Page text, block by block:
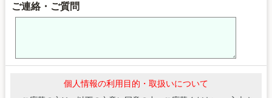
ご連絡・ご質問
個人情報の利用目的・取扱いについて